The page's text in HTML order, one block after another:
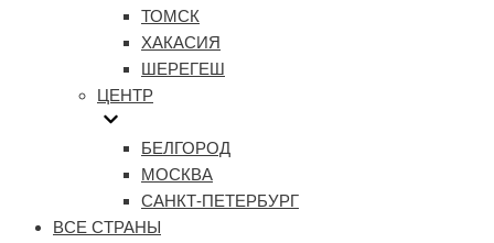
ТОМСК
ХАКАСИЯ
ШЕРЕГЕШ
ЦЕНТР
БЕЛГОРОД
МОСКВА
САНКТ-ПЕТЕРБУРГ
ВСЕ СТРАНЫ